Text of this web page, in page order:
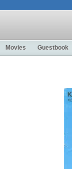
Movies Guestbook